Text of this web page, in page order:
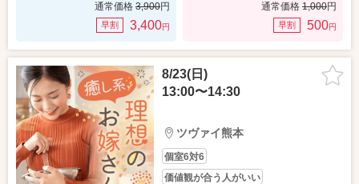
通常価格 3,900円
早割 3,400円
通常価格 1,000円
早割 500円
8/23(日)
13:00〜14:30
ツヴァイ熊本
個室6対6
価値観が合う人がいい